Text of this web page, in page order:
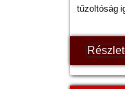
tűzoltóság